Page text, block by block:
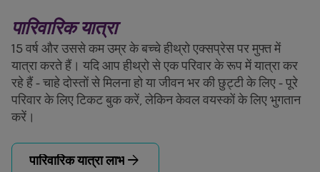
पारिवारिक यात्रा
15 वर्ष और उससे कम उम्र के बच्चे हीथ्रो एक्सप्रेस पर मुफ्त में
यात्रा करते हैं। यदि आप हीथ्रो से एक परिवार के रूप में यात्रा कर
रहे हैं - चाहे दोस्तों से मिलना हो या जीवन भर की छुट्टी के लिए - पूरे
परिवार के लिए टिकट बुक करें, लेकिन केवल वयस्कों के लिए भुगतान
करें।
पारिवारिक यात्रा लाभ arrow_forward